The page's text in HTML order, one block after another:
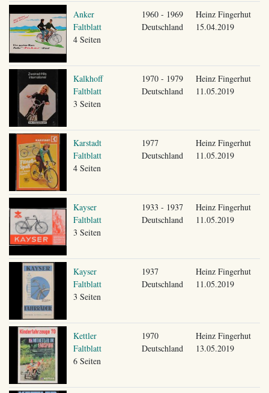
Anker
Faltblatt
4 Seiten
1960 - 1969
Deutschland
Heinz Fingerhut
15.04.2019
Kalkhoff
Faltblatt
3 Seiten
1970 - 1979
Deutschland
Heinz Fingerhut
11.05.2019
Karstadt
Faltblatt
4 Seiten
1977
Deutschland
Heinz Fingerhut
11.05.2019
Kayser
Faltblatt
3 Seiten
1933 - 1937
Deutschland
Heinz Fingerhut
11.05.2019
Kayser
Faltblatt
3 Seiten
1937
Deutschland
Heinz Fingerhut
11.05.2019
Kettler
Faltblatt
6 Seiten
1970
Deutschland
Heinz Fingerhut
13.05.2019